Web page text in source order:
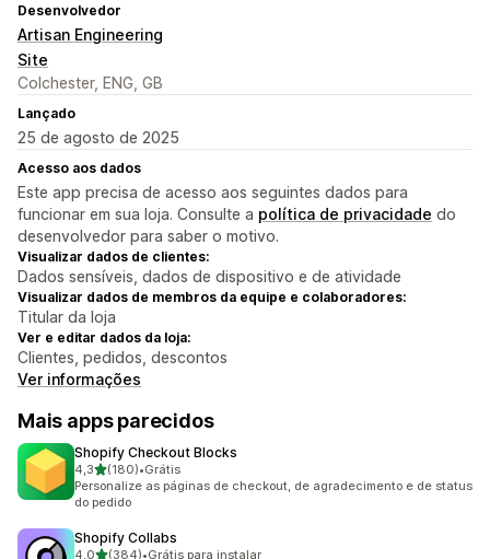
Desenvolvedor
Artisan Engineering
Site
Colchester, ENG, GB
Lançado
25 de agosto de 2025
Acesso aos dados
Este app precisa de acesso aos seguintes dados para
funcionar em sua loja. Consulte a política de privacidade do
desenvolvedor para saber o motivo.
Visualizar dados de clientes:
Dados sensíveis, dados de dispositivo e de atividade
Visualizar dados de membros da equipe e colaboradores:
Titular da loja
Ver e editar dados da loja:
Clientes, pedidos, descontos
Ver informações
Mais apps parecidos
Shopify Checkout Blocks
4,3de 5 estrelas
(180)
180 avaliações ao todo
•Grátis
Personalize as páginas de checkout, de agradecimento e de status
do pedido
Shopify Collabs
4,0de 5 estrelas
(384)•Grátis para instalar